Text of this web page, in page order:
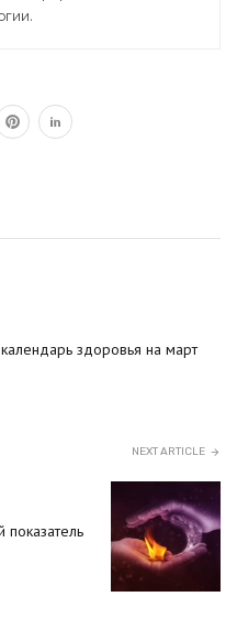
здоровья на март
NEXT ARTICLE